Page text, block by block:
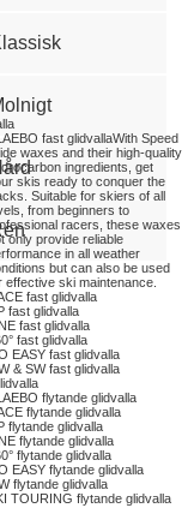
fast glidvallaWith Speed
waxes and their high-quality
ingredients, get
skis ready to conquer the
Suitable for skiers of all
from beginners to
racers, these waxes
only provide reliable
in all weather
but can also be used
effective ski maintenance.
fast glidvalla
fast glidvalla
fast glidvalla
fast glidvalla
EASY fast glidvalla
& SW fast glidvalla
flytande glidvalla
flytande glidvalla
flytande glidvalla
flytande glidvalla
flytande glidvalla
EASY flytande glidvalla
flytande glidvalla
TOURING flytande glidvalla